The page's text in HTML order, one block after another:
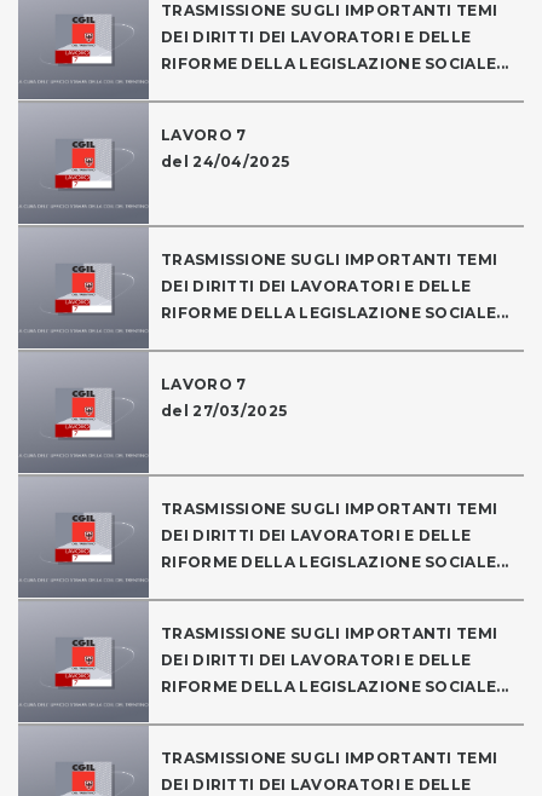
TRASMISSIONE SUGLI IMPORTANTI TEMI
DEI DIRITTI DEI LAVORATORI E DELLE
RIFORME DELLA LEGISLAZIONE SOCIALE...
LAVORO 7
del 24/04/2025
TRASMISSIONE SUGLI IMPORTANTI TEMI
DEI DIRITTI DEI LAVORATORI E DELLE
RIFORME DELLA LEGISLAZIONE SOCIALE...
LAVORO 7
del 27/03/2025
TRASMISSIONE SUGLI IMPORTANTI TEMI
DEI DIRITTI DEI LAVORATORI E DELLE
RIFORME DELLA LEGISLAZIONE SOCIALE...
TRASMISSIONE SUGLI IMPORTANTI TEMI
DEI DIRITTI DEI LAVORATORI E DELLE
RIFORME DELLA LEGISLAZIONE SOCIALE...
TRASMISSIONE SUGLI IMPORTANTI TEMI
DEI DIRITTI DEI LAVORATORI E DELLE